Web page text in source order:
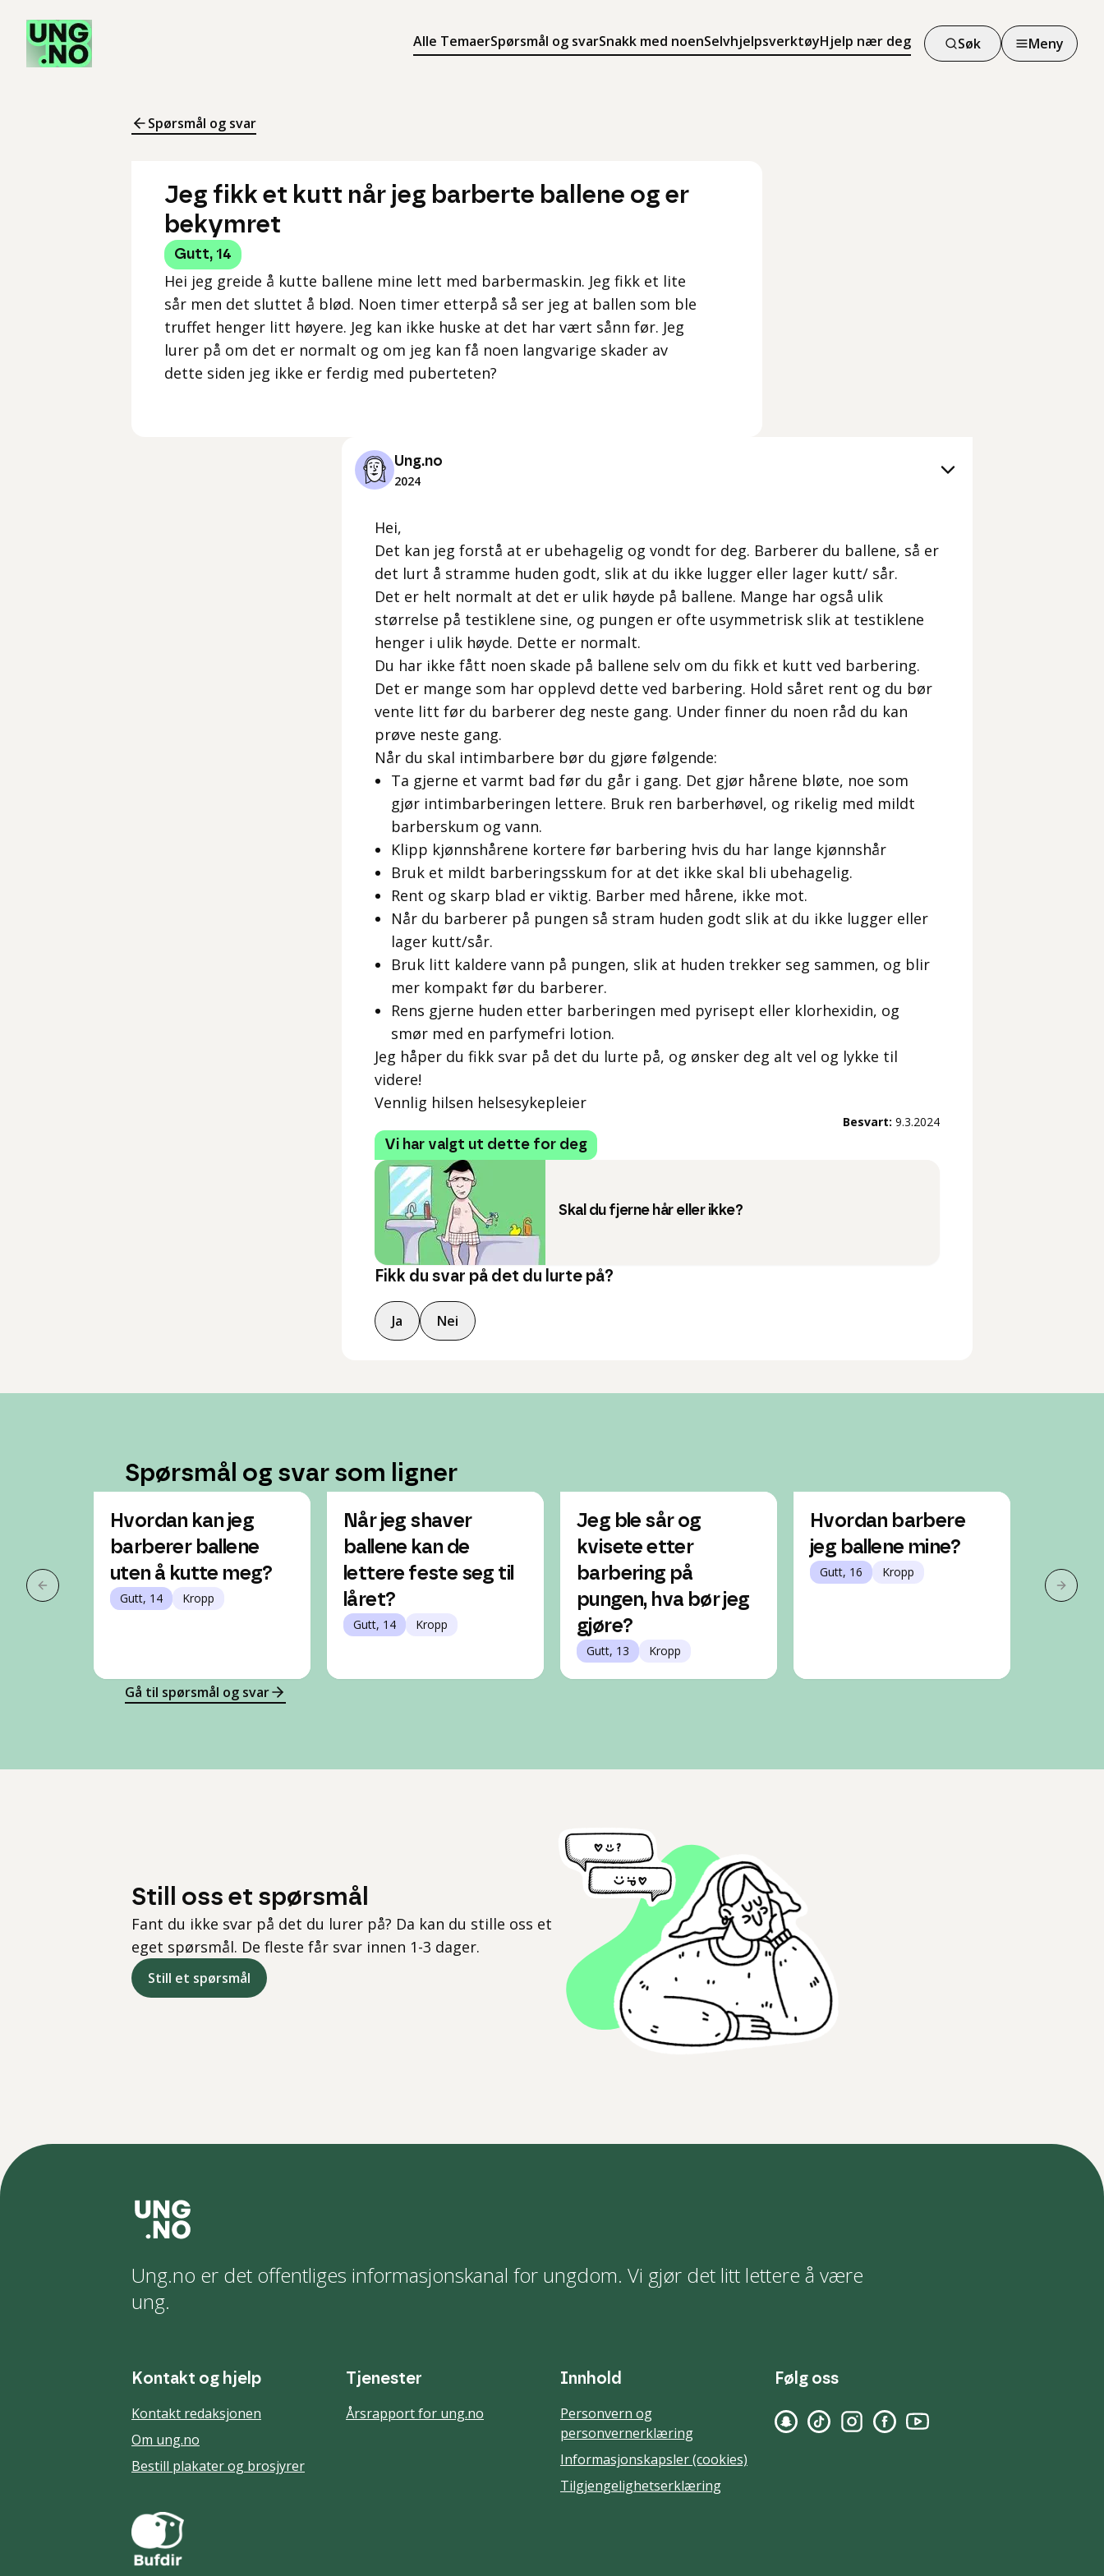
Alle TemaerSpørsmål og svarSnakk med noenSelvhjelpsverktøyHjelp nær deg
Søk
Søk
Meny
Meny
Spørsmål og svar
Jeg fikk et kutt når jeg barberte ballene og er
bekymret
Gutt, 14
Hei jeg greide å kutte ballene mine lett med barbermaskin. Jeg fikk et lite
sår men det sluttet å blød. Noen timer etterpå så ser jeg at ballen som ble
truffet henger litt høyere. Jeg kan ikke huske at det har vært sånn før. Jeg
lurer på om det er normalt og om jeg kan få noen langvarige skader av
dette siden jeg ikke er ferdig med puberteten?
Ung.no
2024
Hei,
Det kan jeg forstå at er ubehagelig og vondt for deg. Barberer du ballene, så er
det lurt å stramme huden godt, slik at du ikke lugger eller lager kutt/ sår.
Det er helt normalt at det er ulik høyde på ballene. Mange har også ulik
størrelse på testiklene sine, og pungen er ofte usymmetrisk slik at testiklene
henger i ulik høyde. Dette er normalt.
Du har ikke fått noen skade på ballene selv om du fikk et kutt ved barbering.
Det er mange som har opplevd dette ved barbering. Hold såret rent og du bør
vente litt før du barberer deg neste gang. Under finner du noen råd du kan
prøve neste gang.
Når du skal intimbarbere bør du gjøre følgende:
Ta gjerne et varmt bad før du går i gang. Det gjør hårene bløte, noe som
gjør intimbarberingen lettere. Bruk ren barberhøvel, og rikelig med mildt
barberskum og vann.
Klipp kjønnshårene kortere før barbering hvis du har lange kjønnshår
Bruk et mildt barberingsskum for at det ikke skal bli ubehagelig.
Rent og skarp blad er viktig. Barber med hårene, ikke mot.
Når du barberer på pungen så stram huden godt slik at du ikke lugger eller
lager kutt/sår.
Bruk litt kaldere vann på pungen, slik at huden trekker seg sammen, og blir
mer kompakt før du barberer.
Rens gjerne huden etter barberingen med pyrisept eller klorhexidin, og
smør med en parfymefri lotion.
Jeg håper du fikk svar på det du lurte på, og ønsker deg alt vel og lykke til
videre!
Vennlig hilsen helsesykepleier
Besvart: 9.3.2024
Vi har valgt ut dette for deg
Skal du fjerne hår eller ikke?
Fikk du svar på det du lurte på?
Ja Nei
Spørsmål og svar som ligner
Forrige slide
Hvordan kan jeg
barberer ballene
uten å kutte meg?
Gutt, 14 Kropp
Når jeg shaver
ballene kan de
lettere feste seg til
låret?
Gutt, 14 Kropp
Jeg ble sår og
kvisete etter
barbering på
pungen, hva bør jeg
gjøre?
Gutt, 13 Kropp
Hvordan barbere
jeg ballene mine?
Gutt, 16 Kropp Gutt, 14
Neste
Gå til spørsmål og svar
Still oss et spørsmål
Fant du ikke svar på det du lurer på? Da kan du stille oss et
eget spørsmål. De fleste får svar innen 1-3 dager.
Still et spørsmål
Ung.no er det offentliges informasjonskanal for ungdom. Vi gjør det litt lettere å være
ung.
Kontakt og hjelp
Kontakt redaksjonen
Om ung.no
Bestill plakater og brosjyrer
Tjenester
Årsrapport for ung.no
Innhold
Personvern og
personvernerklæring
Informasjonskapsler (cookies)
Tilgjengelighetserklæring
Følg oss